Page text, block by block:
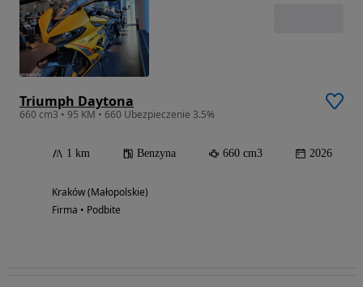
Triumph Daytona
660 cm3 • 95 KM • 660 Ubezpieczenie 3.5%
1 km Benzyna 660 cm3 2026
Kraków (Małopolskie)
Firma • Podbite